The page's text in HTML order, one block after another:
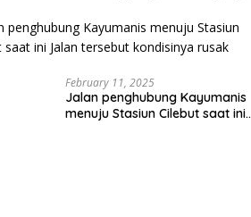
berserakan
February 11, 2025
Jalan penghubung Kayumanis
menuju Stasiun Cilebut saat ini